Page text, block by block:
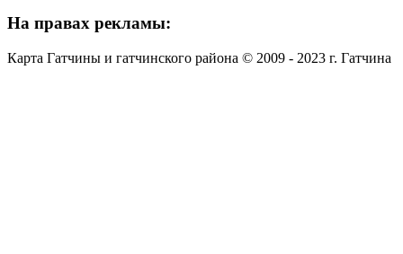
На правах рекламы:
Карта Гатчины и гатчинского района © 2009 - 2023 г. Гатчина